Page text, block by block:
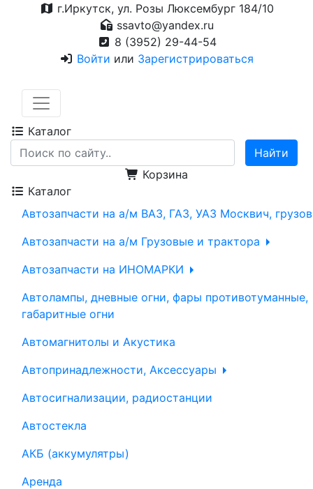
г.Иркутск, ул. Розы Люксембург 184/10
ssavto@yandex.ru
8 (3952) 29-44-54
Войти или Зарегистрироваться
Каталог
Корзина
Каталог
Автозапчасти на а/м ВАЗ, ГАЗ, УАЗ Москвич,
Автозапчасти на а/м Грузовые и трактора
Автозапчасти на ИНОМАРКИ
Автолампы, дневные огни, фары противотуманные,
габаритные огни
Автомагнитолы и Акустика
Автопринадлежности, Аксессуары
Автосигнализации, радиостанции
Автостекла
АКБ (аккумулятры)
Аренда